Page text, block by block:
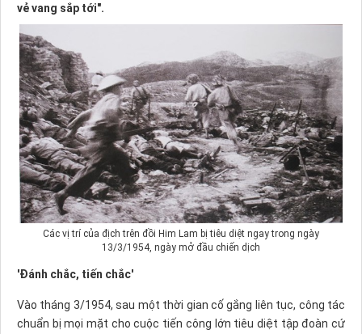
vẻ vang sắp tới".
Các vị trí của địch trên đồi Him Lam bị tiêu diệt ngay trong ngày
13/3/1954, ngày mở đầu chiến dịch
'Đánh chắc, tiến chắc'
Vào tháng 3/1954, sau một thời gian cố gắng liên tục, công tác
chuẩn bị mọi mặt cho cuộc tiến công lớn tiêu diệt tập đoàn cứ